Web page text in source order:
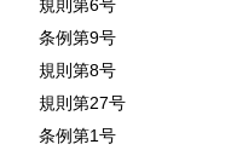
規則第6号
条例第9号
規則第8号
規則第27号
条例第1号